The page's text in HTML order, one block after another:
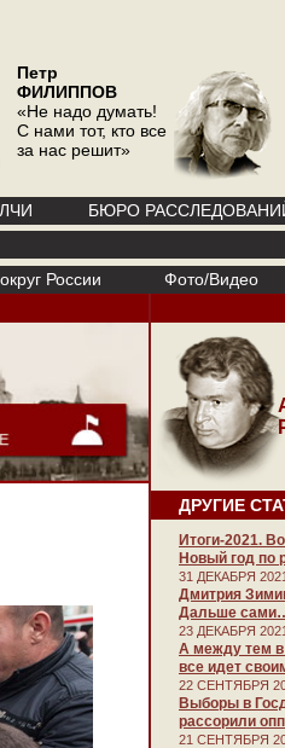
Петр
ФИЛИППОВ
«Не надо думать!
С нами тот, кто все
за нас решит»
БЮРО
России Фото/Видео
ДРУГИЕ
Итоги-2021.
Новый год по
31 ДЕКАБРЯ 2021
Дмитрия
Дальше
23 ДЕКАБРЯ 2021
А между тем в
все идет
22 СЕНТЯБРЯ
Выборы в
рассорили
21 СЕНТЯБРЯ